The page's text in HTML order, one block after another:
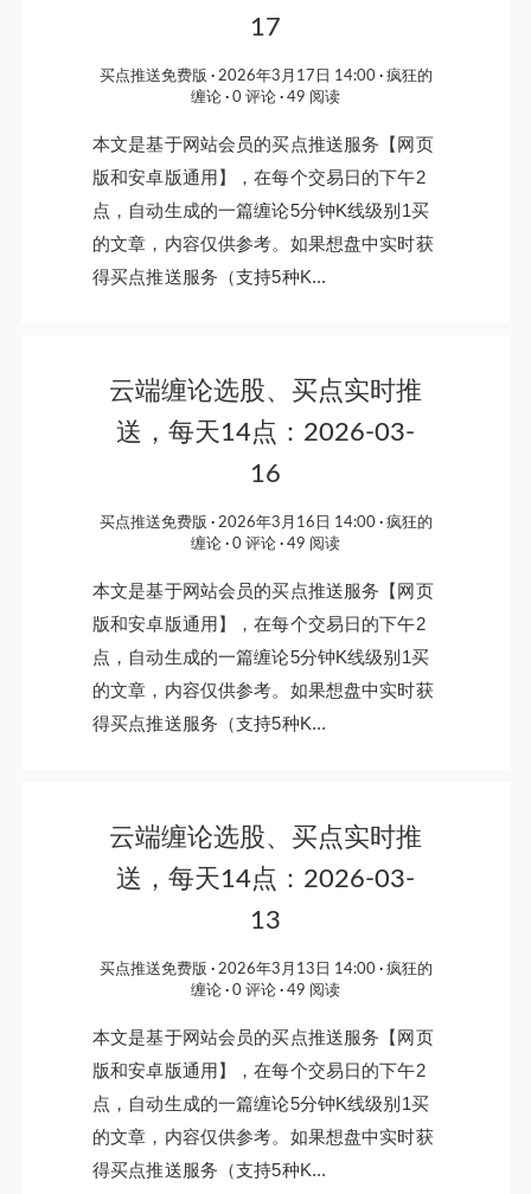
17
买点推送免费版 2026年3月17日 14:00
疯狂的
缠论
0 评论 49 阅读
本文是基于网站会员的买点推送服务【网页
版和安卓版通用】，在每个交易日的下午2
点，自动生成的一篇缠论5分钟K线级别1买
的文章，内容仅供参考。如果想盘中实时获
得买点推送服务（支持5种K...
云端缠论选股、买点实时推
送，每天14点：2026-03-
16
买点推送免费版 2026年3月16日 14:00
疯狂的
缠论
0 评论 49 阅读
本文是基于网站会员的买点推送服务【网页
版和安卓版通用】，在每个交易日的下午2
点，自动生成的一篇缠论5分钟K线级别1买
的文章，内容仅供参考。如果想盘中实时获
得买点推送服务（支持5种K...
云端缠论选股、买点实时推
送，每天14点：2026-03-
13
买点推送免费版 2026年3月13日 14:00
疯狂的
缠论
0 评论 49 阅读
本文是基于网站会员的买点推送服务【网页
版和安卓版通用】，在每个交易日的下午2
点，自动生成的一篇缠论5分钟K线级别1买
的文章，内容仅供参考。如果想盘中实时获
得买点推送服务（支持5种K...